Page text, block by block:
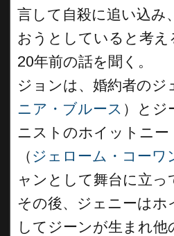
言して自殺に追い込み
おうとしていると考え
20年前の話を聞く。
ジョンは、婚約者のジ
ニア・ブルース ）とジ
ニストのホイットニー
（ ジェローム・コーワ
ャンとして舞台に立っ
その後、ジェニーはホ
してジーンが生まれ他